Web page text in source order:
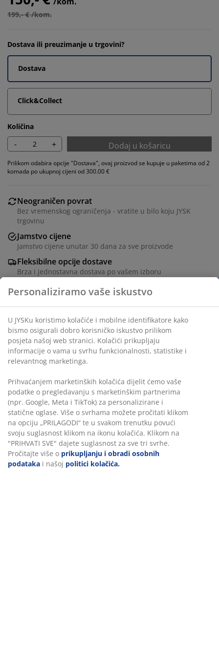
199,- € /kom.
Dostava ili preuzimanje u trgovini?
Dostava
Click&Collect
Količina
- + Dodaj u košaricu
Prilikom odabira opcije "Dostava", ovaj proizvod se kupuje u paketima od 2
komada po ukupnoj cijeni od 300.00 €
Neograničen povrat
Bez vremenskog ograničenja - vratite u bilo koju JYSK
trgovinu
Jamstvo cijene
Jamstvo cijene unutar 30 dana za sve proizvode
Fleksibilne opcije dostave
Brza i jednostavna dostava po vašem izboru
Jastuci s brzosušećom pjenom koja ne upija vlagu.
Navlaka ima vodootporni premaz s unutarnje strane
koji sprječava prodor vode u jastuk. Š73xV69xDub92
cm
BROJ ARTIKLA: 3726189
Upute za sastavljanje
Podaci o proizvodu
Personaliziramo vaše iskustvo
U JYSKu koristimo kolačiće i mobilne identifikatore kako
bismo osigurali dobro korisničko iskustvo prilikom
posjeta našoj web stranici. Kolačići prikupljaju
informacije o vama u svrhu funkcionalnosti, statistike i
relevantnog marketinga.
Prihvaćanjem marketinških kolačića dijelit ćemo vaše
podatke o pregledavanju s marketinškim partnerima
(npr. Google, Meta i TikTok) za personalizirane i
statične oglase. Više o svrhama možete pročitati klikom
na opciju „PRILAGODI“ te u svakom trenutku povući
svoju suglasnost klikom na ikonu kolačića. Klikom na
"PRIHVATI SVE" dajete suglasnost za sve tri svrhe.
Pročitajte više o prikupljanju i obradi osobnih
podataka i našoj politici kolačića.